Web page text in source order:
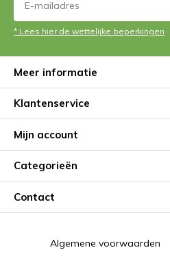
* Lees hier de wettelijke beperkingen
Meer informatie
Klantenservice
Mijn account
Categorieën
Contact
Algemene voorwaarden